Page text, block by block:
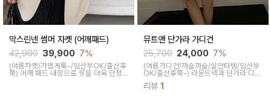
막스린넨 썸머 자켓 (어깨패드)
42,900 39,900 7%
(여름자켓/가볍게툭-/임산부OK/출산후
쭉) 어깨 패드 내장으로 핏을 더욱 단정
뮤트앤 단가라 가디건
25,700 24,000 7%
(여름가디건/까슬까슬/살안타템/임산부
OK/출산후쭉-) 라운드넥과 단가라 디자
인으로 단정하면서 캐주얼한 무드이고
아크릴 100의 얇은 면으로 통풍이 잘되
리뷰 1